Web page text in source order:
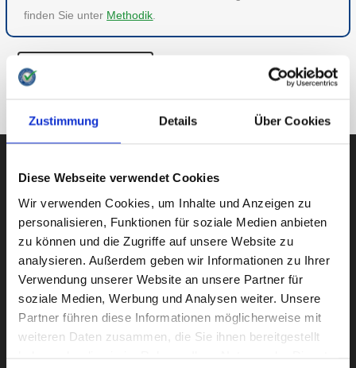
Zustimmung Details Über Cookies
Diese Webseite verwendet Cookies
Wir verwenden Cookies, um Inhalte und Anzeigen zu
personalisieren, Funktionen für soziale Medien anbieten
zu können und die Zugriffe auf unsere Website zu
analysieren. Außerdem geben wir Informationen zu Ihrer
Verwendung unserer Website an unsere Partner für
soziale Medien, Werbung und Analysen weiter. Unsere
Partner führen diese Informationen möglicherweise mit
weiteren Daten zusammen, die Sie ihnen bereitgestellt
finden Sie unter Methodik.
ZU GESUNDHEIT
AUBII GMBH
Große Bleichen 21
20354 HAMBURG